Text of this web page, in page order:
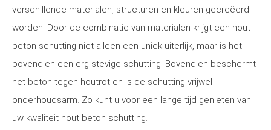
verschillende materialen, structuren en kleuren gecreëerd
worden. Door de combinatie van materialen krijgt een hout
beton schutting niet alleen een uniek uiterlijk, maar is het
bovendien een erg stevige schutting. Bovendien beschermt
het beton tegen houtrot en is de schutting vrijwel
onderhoudsarm. Zo kunt u voor een lange tijd genieten van
uw kwaliteit hout beton schutting.